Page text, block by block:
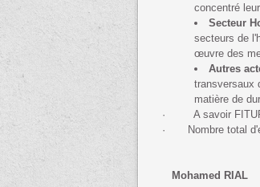
concentré
Secteur
secteurs de
œuvre des
Autres
transversaux
matière de
· A savoir FITUR
· Nombre total
Mohamed RIAL